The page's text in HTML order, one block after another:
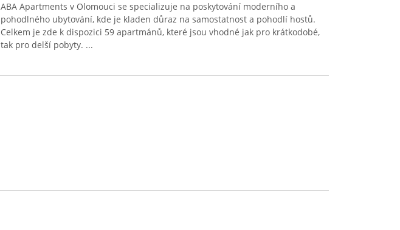
ABA Apartments v Olomouci se specializuje na poskytování moderního a
pohodlného ubytování, kde je kladen důraz na samostatnost a pohodlí hostů.
Celkem je zde k dispozici 59 apartmánů, které jsou vhodné jak pro krátkodobé,
tak pro delší pobyty. ...